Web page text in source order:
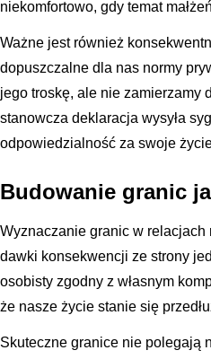
niekomfortowo, gdy temat
Ważne jest również
dopuszczalne dla nas normy
jego troskę, ale nie zamierzamy
stanowcza deklaracja wysyła
odpowiedzialność za swoje
Budowanie granic
Wyznaczanie granic w
dawki konsekwencji ze strony
osobisty zgodny z własnym
że nasze życie stanie się
Skuteczne granice nie polegają